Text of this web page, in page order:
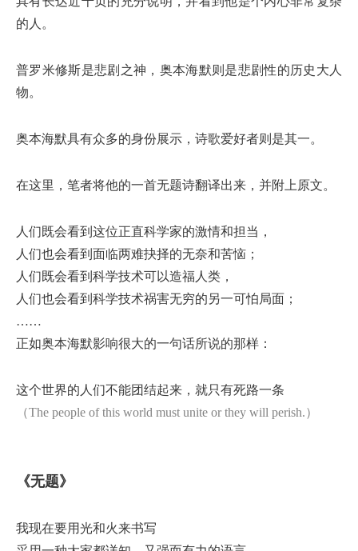
的人。
普罗米修斯是悲剧之神，奥本海默则是悲剧性的历史大人
物。
奥本海默具有众多的身份展示，诗歌爱好者则是其一。
在这里，笔者将他的一首无题诗翻译出来，并附上原文。
人们既会看到这位正直科学家的激情和担当，
人们也会看到面临两难抉择的无奈和苦恼；
人们既会看到科学技术可以造福人类，
人们也会看到科学技术祸害无穷的另一可怕局面；
……
正如奥本海默影响很大的一句话所说的那样：
这个世界的人们不能团结起来，就只有死路一条
（The people of this world must unite or they will perish.）
《无题》
我现在要用光和火来书写